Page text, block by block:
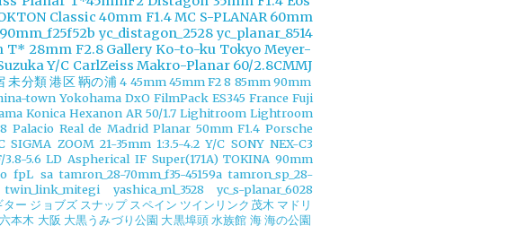
Classic 40mm F1.4 MC S-PLANAR 60mm
yc_distagon_2528 yc_planar_8514
T* 28mm F2.8 Gallery Ko-to-ku Tokyo Meyer-
Y/C CarlZeiss Makro-Planar 60/2.8CMMJ
未分類港区鞆の浦 4 45mm 45mm F2 8 85mm 90mm
town Yokohama DxO FilmPack ES345 France Fuji
Konica Hexanon AR 50/1.7 Lighitroom Lightroom
Palacio Real de Madrid Planar 50mm F1.4 Porsche
SIGMA ZOOM 21-35mm 1:3.5-4.2 Y/C SONY NEX-C3
5.6 LD Aspherical IF Super(171A) TOKINA 90mm
fpL sa tamron_28-70mm_f35-45159a tamron_sp_28-
twin_link_mitegi yashica_ml_3528
yc_s-planar_6028
ター ジョブズ スナップ スペイン ツインリンク茂木 マドリ
六本木 大阪 大黒うみづり公園 大黒埠頭 水族館 海海の公園